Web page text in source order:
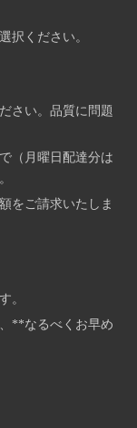
択ください。
さい。品質に問題
（月曜日配達分は
をご請求いたしま
。
**なるべくお早め